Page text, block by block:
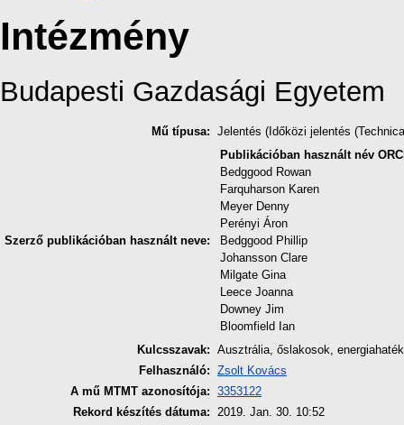
Intézmény
Budapesti Gazdasági Egyetem
Mű típusa: Jelentés (Időközi jelentés
Szerző publikációban használt neve:
Publikációban használt név
Bedggood Rowan
Farquharson Karen
Meyer Denny
Perényi Áron
Bedggood Phillip
Johansson Clare
Milgate Gina
Leece Joanna
Downey Jim
Bloomfield Ian
Kulcsszavak: Ausztrália, őslakosok,
Felhasználó: Zsolt Kovács
A mű MTMT azonosítója: 3353122
Rekord készítés dátuma: 2019. Jan. 30. 10:52